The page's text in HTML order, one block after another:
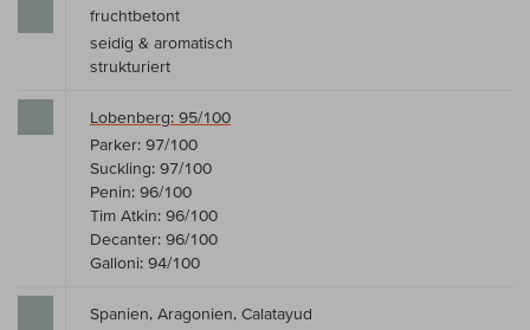
fruchtbetont
seidig & aromatisch
strukturiert
Lobenberg: 95/100
Parker: 97/100
Suckling: 97/100
Penin: 96/100
Tim Atkin: 96/100
Decanter: 96/100
Galloni: 94/100
Spanien, Aragonien, Calatayud